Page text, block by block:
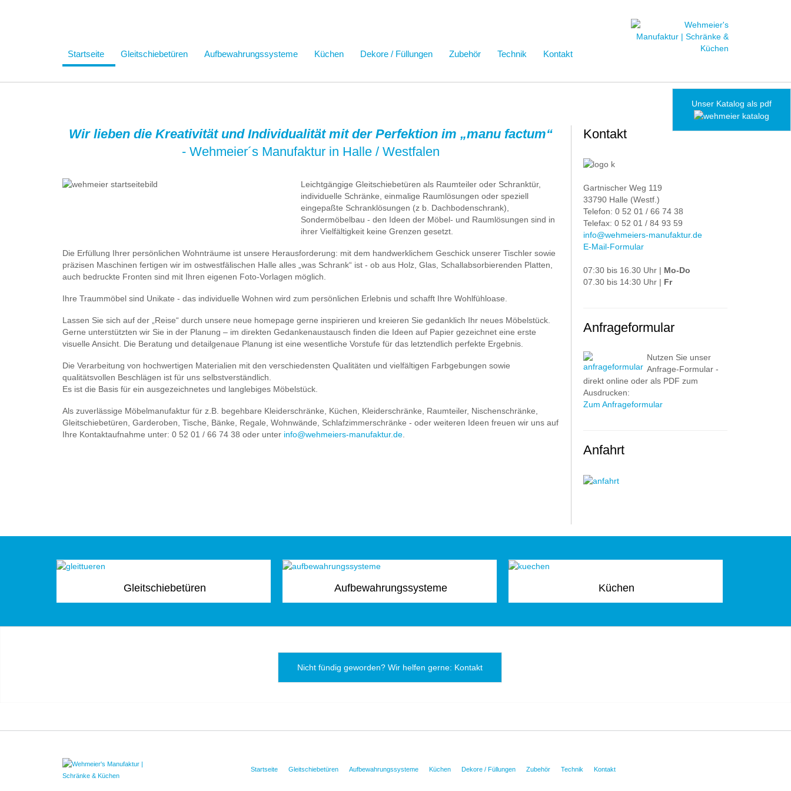
Startseite Gleitschiebetüren Aufbewahrungssysteme Küchen Dekore / Füllungen Zubehör Technik Kontakt
Wir lieben die Kreativität und Individualität mit der Perfektion im „manu factum“
- Wehmeier´s Manufaktur in Halle / Westfalen
Leichtgängige Gleitschiebetüren als Raumteiler oder Schranktür,
individuelle Schränke, einmalige Raumlösungen oder speziell
eingepaßte Schranklösungen (z b. Dachbodenschrank),
Sondermöbelbau - den Ideen der Möbel- und Raumlösungen sind in
ihrer Vielfältigkeit keine Grenzen gesetzt.
Die Erfüllung Ihrer persönlichen Wohnträume ist unsere Herausforderung: mit dem handwerklichem Geschick unserer Tischler sowie
präzisen Maschinen fertigen wir im ostwestfälischen Halle alles „was Schrank“ ist - ob aus Holz, Glas, Schallabsorbierenden Platten,
auch bedruckte Fronten sind mit Ihren eigenen Foto-Vorlagen möglich.
Ihre Traummöbel sind Unikate - das individuelle Wohnen wird zum persönlichen Erlebnis und schafft Ihre Wohlfühloase.
Lassen Sie sich auf der „Reise“ durch unsere neue homepage gerne inspirieren und kreieren Sie gedanklich Ihr neues Möbelstück.
Gerne unterstützten wir Sie in der Planung – im direkten Gedankenaustausch finden die Ideen auf Papier gezeichnet eine erste
visuelle Ansicht. Die Beratung und detailgenaue Planung ist eine wesentliche Vorstufe für das letztendlich perfekte Ergebnis.
Die Verarbeitung von hochwertigen Materialien mit den verschiedensten Qualitäten und vielfältigen Farbgebungen sowie
qualitätsvollen Beschlägen ist für uns selbstverständlich.
Es ist die Basis für ein ausgezeichnetes und langlebiges Möbelstück.
Als zuverlässige Möbelmanufaktur für z.B. begehbare Kleiderschränke, Küchen, Kleiderschränke, Raumteiler, Nischenschränke,
Gleitschiebetüren, Garderoben, Tische, Bänke, Regale, Wohnwände, Schlafzimmerschränke - oder weiteren Ideen freuen wir uns auf
Ihre Kontaktaufnahme unter: 0 52 01 / 66 74 38 oder unter info@wehmeiers-manufaktur.de
Unser Katalog als pdf
Kontakt
Gartnischer Weg 119
33790 Halle (Westf.)
Telefon: 0 52 01 / 66 74 38
Telefax: 0 52 01 / 84 93 59
info@wehmeiers-manufaktur.de
E-Mail-Formular
07:30 bis 16.30 Uhr | Mo-Do
07.30 bis 14:30 Uhr | Fr
Anfrageformular
Nutzen Sie unser
Anfrage-Formular -
direkt online oder als PDF zum
Ausdrucken:
Zum Anfrageformular
Anfahrt
Gleitschiebetüren Aufbewahrungssysteme Küchen
Nicht fündig geworden? Wir helfen gerne: Kontakt
Startseite Gleitschiebetüren Aufbewahrungssysteme Küchen Dekore / Füllungen Zubehör Technik Kontakt